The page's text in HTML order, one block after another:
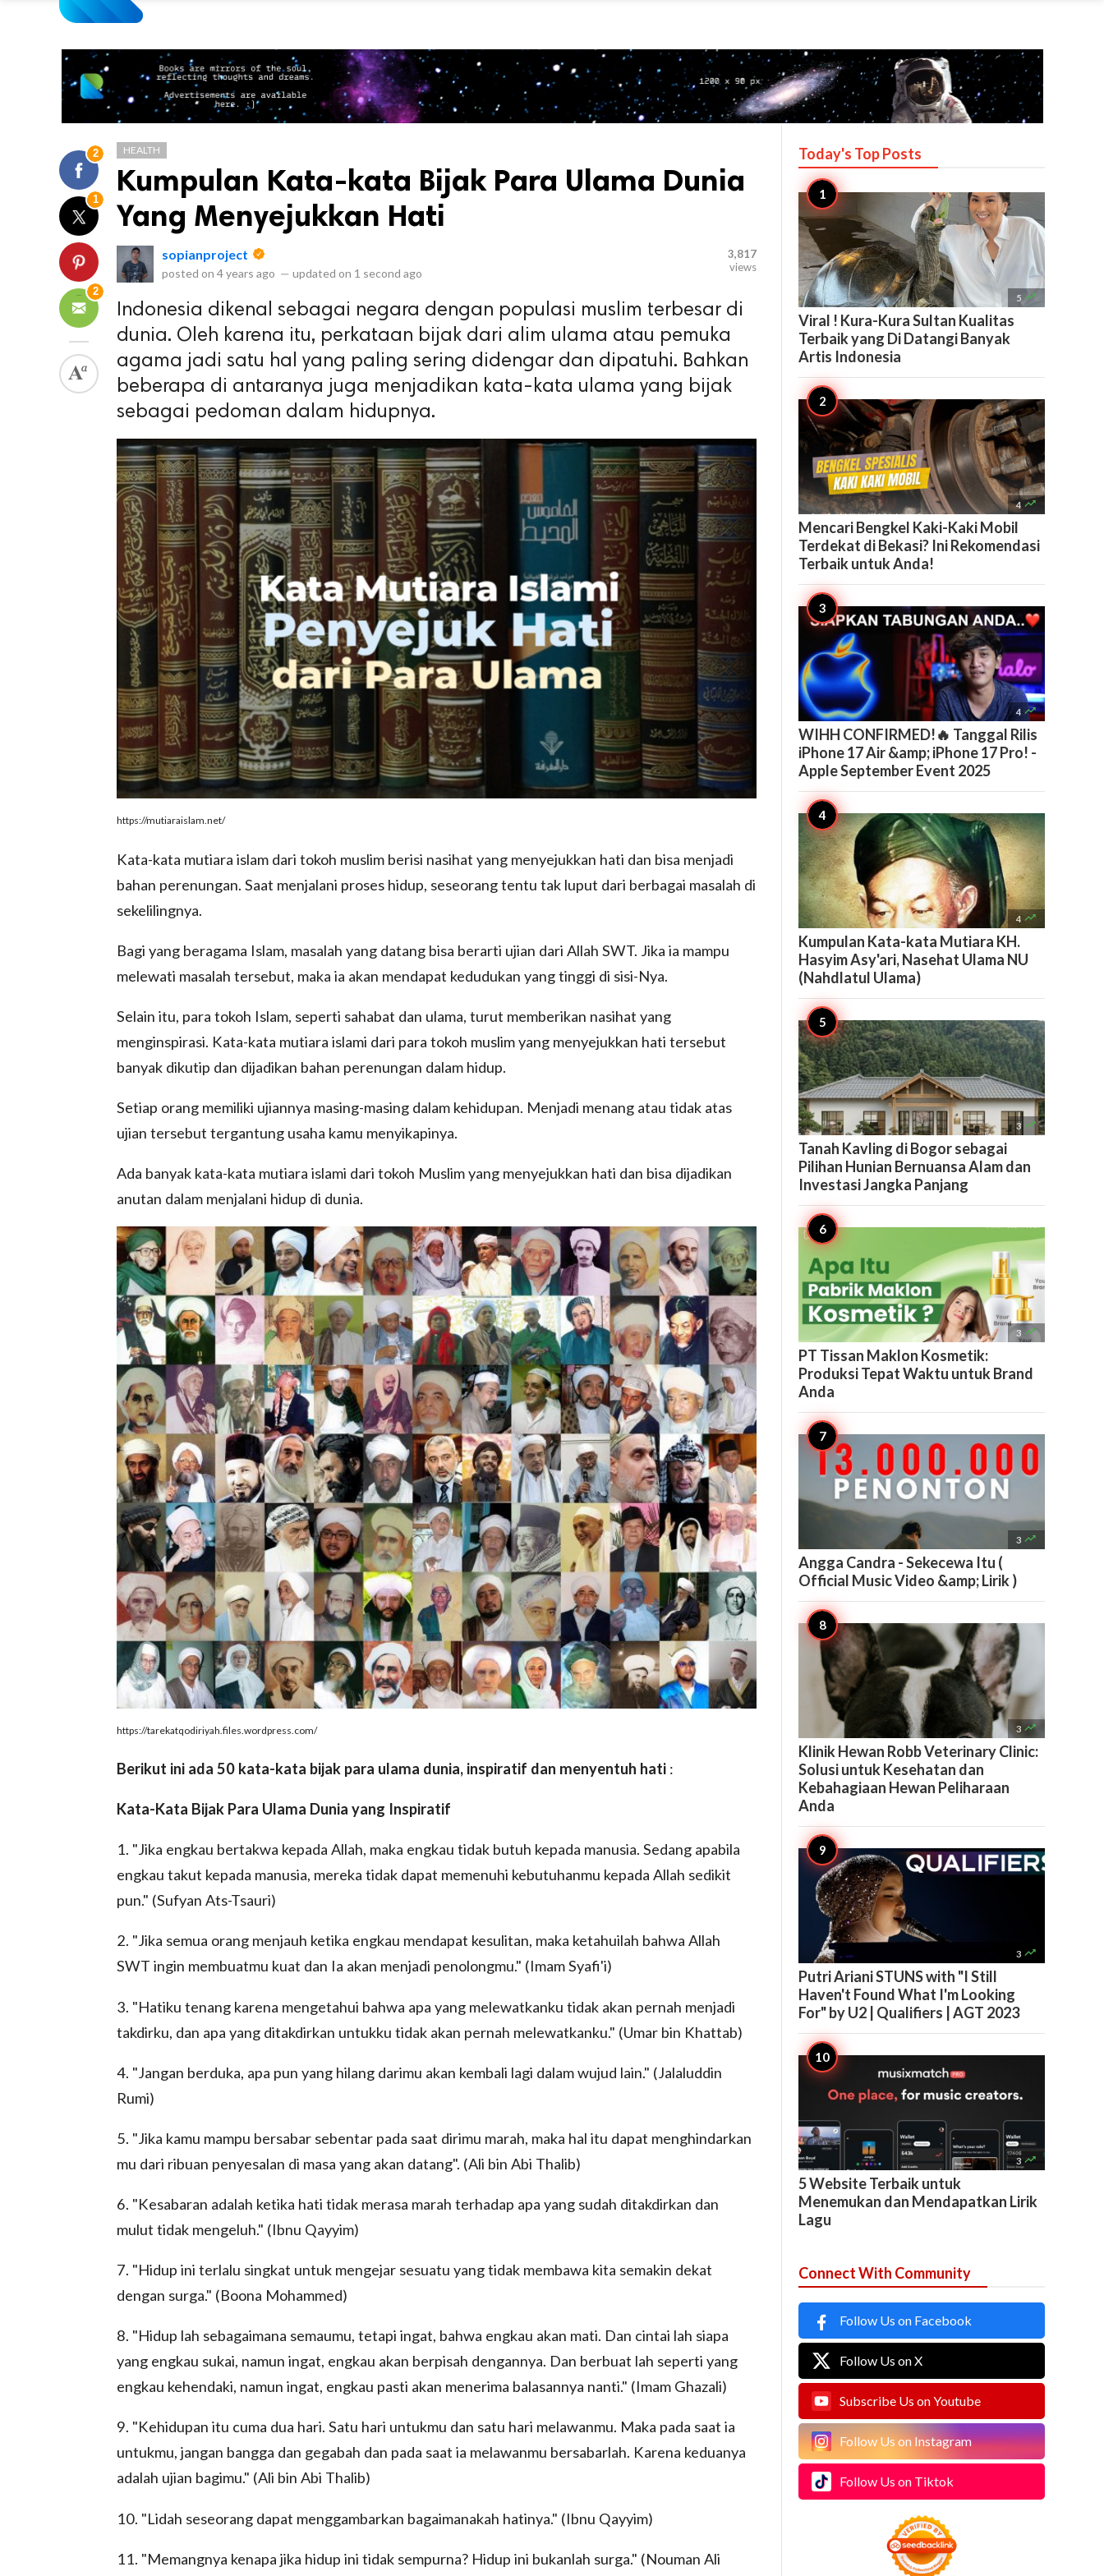
2
1
2
HEALTH
Kumpulan Kata-kata Bijak Para Ulama Dunia
Yang Menyejukkan Hati
sopianproject
posted on 4 years ago — updated on 1 second ago
3,817
views
Indonesia dikenal sebagai negara dengan populasi muslim terbesar di
dunia. Oleh karena itu, perkataan bijak dari alim ulama atau pemuka
agama jadi satu hal yang paling sering didengar dan dipatuhi. Bahkan
beberapa di antaranya juga menjadikan kata-kata ulama yang bijak
sebagai pedoman dalam hidupnya.
https://mutiaraislam.net/
Kata-kata mutiara islam dari tokoh muslim berisi nasihat yang menyejukkan hati dan bisa menjadi
bahan perenungan. Saat menjalani proses hidup, seseorang tentu tak luput dari berbagai masalah di
sekelilingnya.
Bagi yang beragama Islam, masalah yang datang bisa berarti ujian dari Allah SWT. Jika ia mampu
melewati masalah tersebut, maka ia akan mendapat kedudukan yang tinggi di sisi-Nya.
Selain itu, para tokoh Islam, seperti sahabat dan ulama, turut memberikan nasihat yang
menginspirasi. Kata-kata mutiara islami dari para tokoh muslim yang menyejukkan hati tersebut
banyak dikutip dan dijadikan bahan perenungan dalam hidup.
Setiap orang memiliki ujiannya masing-masing dalam kehidupan. Menjadi menang atau tidak atas
ujian tersebut tergantung usaha kamu menyikapinya.
Ada banyak kata-kata mutiara islami dari tokoh Muslim yang menyejukkan hati dan bisa dijadikan
anutan dalam menjalani hidup di dunia.
https://tarekatqodiriyah.files.wordpress.com/
Berikut ini ada 50 kata-kata bijak para ulama dunia, inspiratif dan menyentuh hati :
Kata-Kata Bijak Para Ulama Dunia yang Inspiratif
1. "Jika engkau bertakwa kepada Allah, maka engkau tidak butuh kepada manusia. Sedang apabila
engkau takut kepada manusia, mereka tidak dapat memenuhi kebutuhanmu kepada Allah sedikit
pun." (Sufyan Ats-Tsauri)
2. "Jika semua orang menjauh ketika engkau mendapat kesulitan, maka ketahuilah bahwa Allah
SWT ingin membuatmu kuat dan Ia akan menjadi penolongmu." (Imam Syafi'i)
3. "Hatiku tenang karena mengetahui bahwa apa yang melewatkanku tidak akan pernah menjadi
takdirku, dan apa yang ditakdirkan untukku tidak akan pernah melewatkanku." (Umar bin Khattab)
4. "Jangan berduka, apa pun yang hilang darimu akan kembali lagi dalam wujud lain." (Jalaluddin
Rumi)
5. "Jika kamu mampu bersabar sebentar pada saat dirimu marah, maka hal itu dapat menghindarkan
mu dari ribuan penyesalan di masa yang akan datang". (Ali bin Abi Thalib)
6. "Kesabaran adalah ketika hati tidak merasa marah terhadap apa yang sudah ditakdirkan dan
mulut tidak mengeluh." (Ibnu Qayyim)
7. "Hidup ini terlalu singkat untuk mengejar sesuatu yang tidak membawa kita semakin dekat
dengan surga." (Boona Mohammed)
8. "Hidup lah sebagaimana semaumu, tetapi ingat, bahwa engkau akan mati. Dan cintai lah siapa
yang engkau sukai, namun ingat, engkau akan berpisah dengannya. Dan berbuat lah seperti yang
engkau kehendaki, namun ingat, engkau pasti akan menerima balasannya nanti." (Imam Ghazali)
9. "Kehidupan itu cuma dua hari. Satu hari untukmu dan satu hari melawanmu. Maka pada saat ia
untukmu, jangan bangga dan gegabah dan pada saat ia melawanmu bersabarlah. Karena keduanya
adalah ujian bagimu." (Ali bin Abi Thalib)
10. "Lidah seseorang dapat menggambarkan bagaimanakah hatinya." (Ibnu Qayyim)
11. "Memangnya kenapa jika hidup ini tidak sempurna? Hidup ini bukanlah surga." (Nouman Ali
Today's TopPosts
5 
Viral ! Kura-Kura Sultan Kualitas
Terbaik yang Di Datangi Banyak
Artis Indonesia
4 
Mencari Bengkel Kaki-Kaki Mobil
Terdekat di Bekasi? Ini Rekomendasi
Terbaik untuk Anda!
4 
WIHH CONFIRMED!🔥 Tanggal Rilis
iPhone 17 Air &amp; iPhone 17 Pro! -
Apple September Event 2025
4 
Kumpulan Kata-kata Mutiara KH.
Hasyim Asy'ari, Nasehat Ulama NU
(Nahdlatul Ulama)
3 
Tanah Kavling di Bogor sebagai
Pilihan Hunian Bernuansa Alam dan
Investasi Jangka Panjang
3 
PT Tissan Maklon Kosmetik:
Produksi Tepat Waktu untuk Brand
Anda
3 
Angga Candra - Sekecewa Itu (
Official Music Video &amp; Lirik )
3 
Klinik Hewan Robb Veterinary Clinic:
Solusi untuk Kesehatan dan
Kebahagiaan Hewan Peliharaan
Anda
3 
Putri Ariani STUNS with "I Still
Haven't Found What I'm Looking
For" by U2 | Qualifiers | AGT 2023
3 
5 Website Terbaik untuk
Menemukan dan Mendapatkan Lirik
Lagu
Connect With Community
Follow Us on Facebook
Follow Us on X
Subscribe Us on Youtube
Follow Us on Instagram
Follow Us on Tiktok